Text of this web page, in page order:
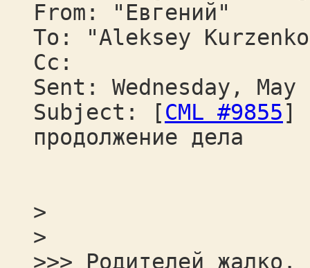
From: "Евгений"
To: "Aleksey
Cc:
Sent: Wednesday,
Subject: [CML #9855]
продолжение дела
>
>
>>> Родителей